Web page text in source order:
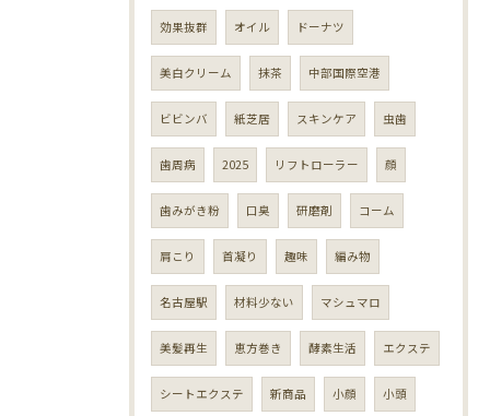
効果抜群 オイル ドーナツ
美白クリーム 抹茶 中部国際空港
ビビンバ 紙芝居 スキンケア 虫歯
歯周病 2025 リフトローラー 顔
歯みがき粉 口臭 研磨剤 コーム
肩こり 首凝り 趣味 編み物
名古屋駅 材料少ない マシュマロ
美髪再生 恵方巻き 酵素生活 エクステ
シートエクステ 新商品 小顔 小頭